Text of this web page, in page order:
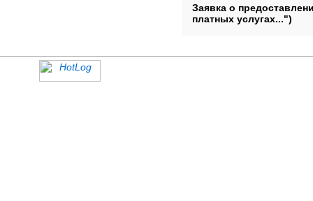
Заявка о
платных услугах...")